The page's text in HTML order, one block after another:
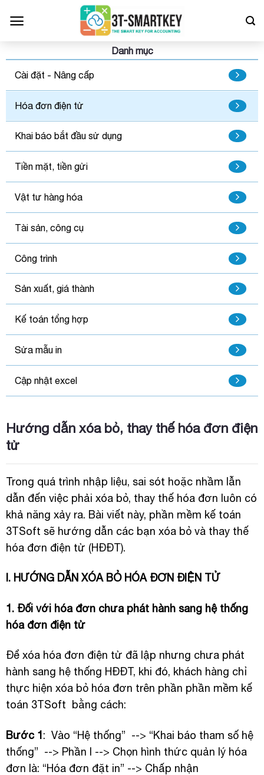
qua
Danh mục
Cài đặt - Nâng cấp
Hóa đơn điện tử
Khai báo bắt đầu sử dụng
Tiền mặt, tiền gửi
Vật tư hàng hóa
Tài sản, công cụ
Công trình
Sản xuất, giá thành
Kế toán tổng hợp
Sửa mẫu in
Cập nhật excel
Hướng dẫn xóa bỏ, thay thế hóa đơn điện
tử
Trong quá trình nhập liệu, sai sót hoặc nhầm lẫn
dẫn đến việc phải xóa bỏ, thay thế hóa đơn luôn có
khả năng xảy ra. Bài viết này, phần mềm kế toán
3TSoft sẽ hướng dẫn các bạn xóa bỏ và thay thế
hóa đơn điện tử (HĐĐT).
I. HƯỚNG DẪN XÓA BỎ HÓA ĐƠN ĐIỆN TỬ
1. Đối với hóa đơn chưa phát hành sang hệ thống
hóa đơn điện tử
Để xóa hóa đơn điện tử đã lập nhưng chưa phát
hành sang hệ thống HĐĐT, khi đó, khách hàng chỉ
thực hiện xóa bỏ hóa đơn trên phần phần mềm kế
toán 3TSoft bằng cách:
Bước 1: Vào “Hệ thống” --> “Khai báo tham số hệ
thống” --> Phần I --> Chọn hình thức quản lý hóa
đơn là: “Hóa đơn đặt in” --> Chấp nhận